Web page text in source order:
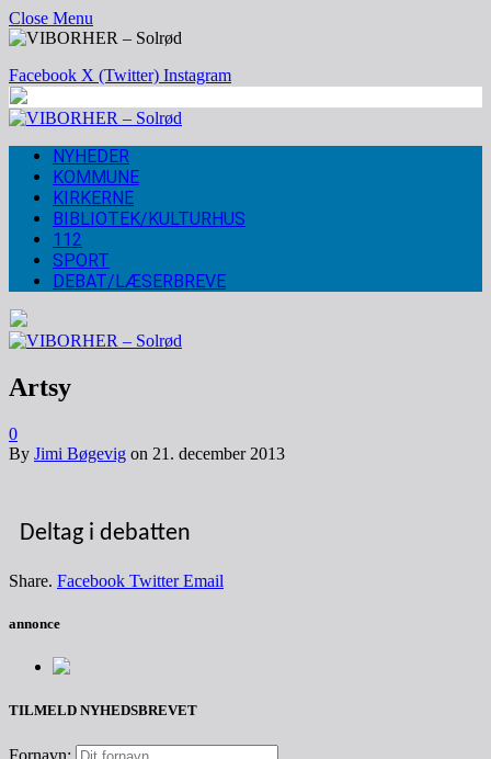
Close Menu
Facebook X (Twitter) Instagram
NYHEDER
KOMMUNE
KIRKERNE
BIBLIOTEK/KULTURHUS
112
SPORT
DEBAT/LÆSERBREVE
Artsy
0
By Jimi Bøgevig on 21. december 2013
Deltag i debatten
Share. Facebook Twitter Email
annonce
TILMELD NYHEDSBREVET
Fornavn: